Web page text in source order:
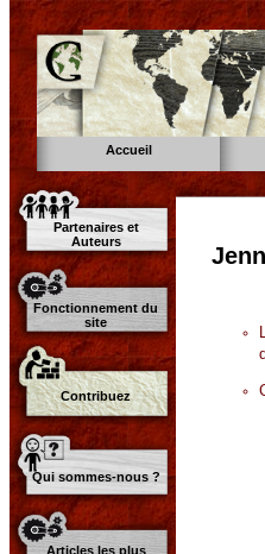
Accueil
Partenaires et
Auteurs
Fonctionnement du
site
Contribuez
Qui sommes-nous ?
Articles les plus